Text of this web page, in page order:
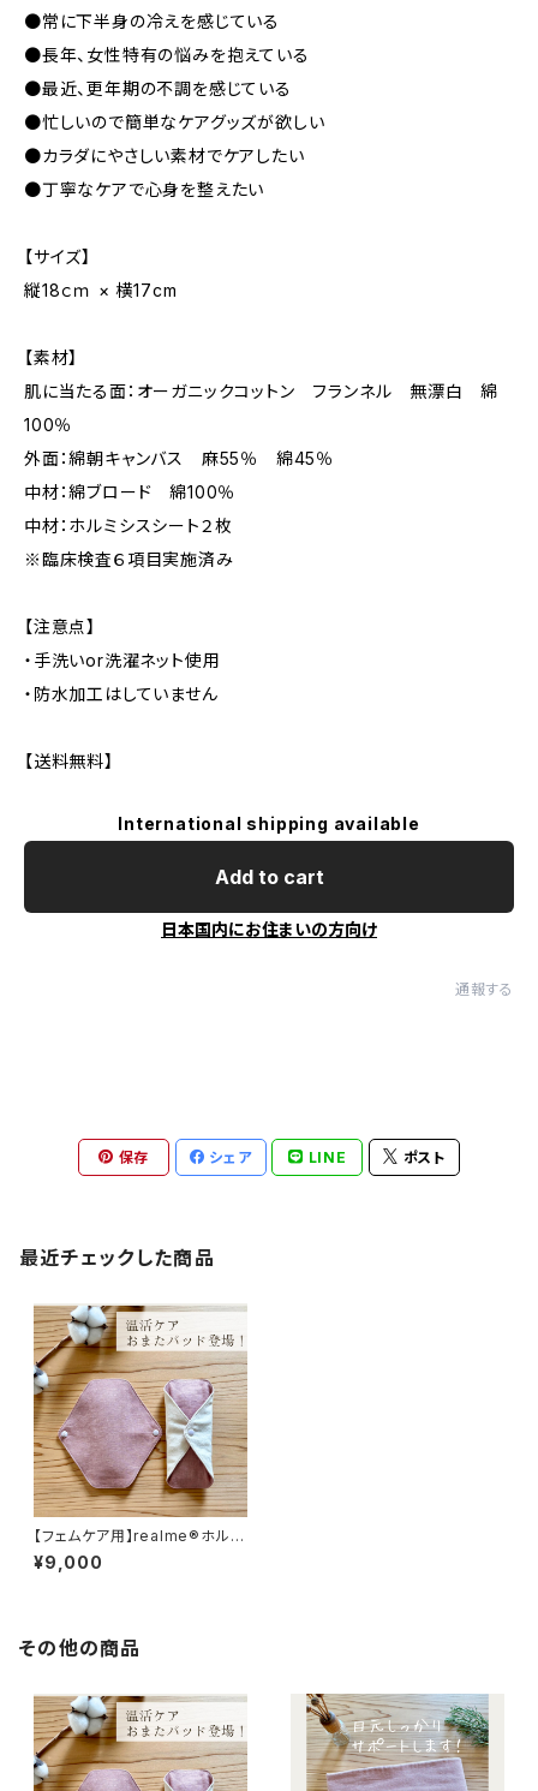
●常に下半身の冷えを感じている
●長年、女性特有の悩みを抱えている
●最近、更年期の不調を感じている
●忙しいので簡単なケアグッズが欲しい
●カラダにやさしい素材でケアしたい
●丁寧なケアで心身を整えたい
【サイズ】
縦18ｃｍ × 横17cm
【素材】
肌に当たる面：オーガニックコットン フランネル 無漂白 綿
100％
外面：綿朝キャンバス 麻55％ 綿45％
中材：綿ブロード 綿100％
中材：ホルミシスシート２枚
※臨床検査６項目実施済み
【注意点】
・手洗いor洗濯ネット使用
・防水加工はしていません
【送料無料】
International shipping available
Add to cart
日本国内にお住まいの方向け
通報する
保存 シェア LINE ポスト
最近チェックした商品
【フェムケア用】realme®ホルミ
シスおまたパッド（２枚組）
¥9,000
その他の商品